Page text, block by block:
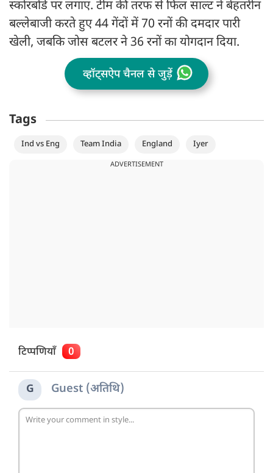
स्कोरबोर्ड पर लगाए. टीम की तरफ से फिल साल्ट ने बेहतरीन
बल्लेबाजी करते हुए 44 गेंदों में 70 रनों की दमदार पारी
खेली, जबकि जोस बटलर ने 36 रनों का योगदान दिया.
व्हॉट्सऐप चैनल से जुड़ें
Tags
Ind vs Eng Team India England Iyer
ADVERTISEMENT
टिप्पणियाँ 0
G Guest (अतिथि)